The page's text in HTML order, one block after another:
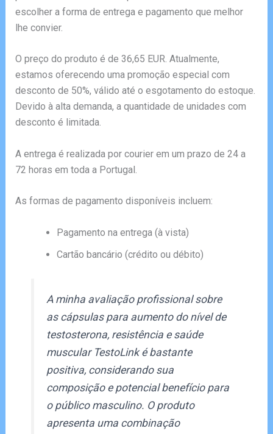
escolher a forma de entrega e pagamento que melhor
lhe convier.
O preço do produto é de 36,65 EUR. Atualmente,
estamos oferecendo uma promoção especial com
desconto de 50%, válido até o esgotamento do estoque.
Devido à alta demanda, a quantidade de unidades com
desconto é limitada.
A entrega é realizada por courier em um prazo de 24 a
72 horas em toda a Portugal.
As formas de pagamento disponíveis incluem:
Pagamento na entrega (à vista)
Cartão bancário (crédito ou débito)
A minha avaliação profissional sobre
as cápsulas para aumento do nível de
testosterona, resistência e saúde
muscular TestoLink é bastante
positiva, considerando sua
composição e potencial benefício para
o público masculino. O produto
apresenta uma combinação